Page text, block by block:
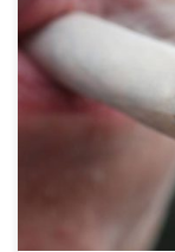
Cel: Maroko. Plan:
Darek „Honda
„Yamaha
piaszczysty kraj